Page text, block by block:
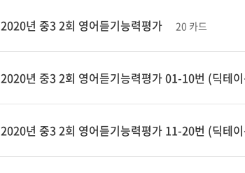
2020년 중3 2회 영어듣기능력평가 20 카드
2020년 중3 2회 영어듣기능력평가 01-10번 (딕테
2020년 중3 2회 영어듣기능력평가 11-20번 (딕테